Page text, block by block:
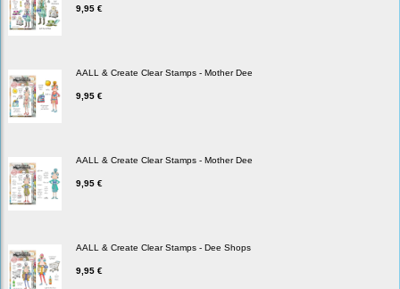
9,95 €
AALL & Create Clear Stamps - Mother Dee
9,95 €
AALL & Create Clear Stamps - Mother Dee
9,95 €
AALL & Create Clear Stamps - Dee Shops
9,95 €